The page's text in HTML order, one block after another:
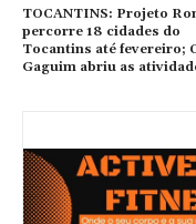
TOCANTINS: Projeto
percorre 18 cidades do
Tocantins até fevereiro;
Gaguim abriu as